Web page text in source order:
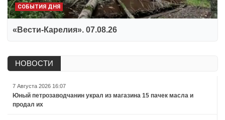
СОБЫТИЯ ДНЯ
«Вести-Карелия». 07.08.26
НОВОСТИ
7 Августа 2026 16:07
Юный петрозаводчанин украл из магазина 15 пачек масла и
продал их